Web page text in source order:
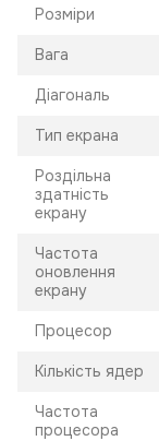
Розміри
Вага
Діагональ
Тип екрана
Роздільна
здатність
екрану
Частота
оновлення
екрану
Процесор
Кількість ядер
Частота
процесора